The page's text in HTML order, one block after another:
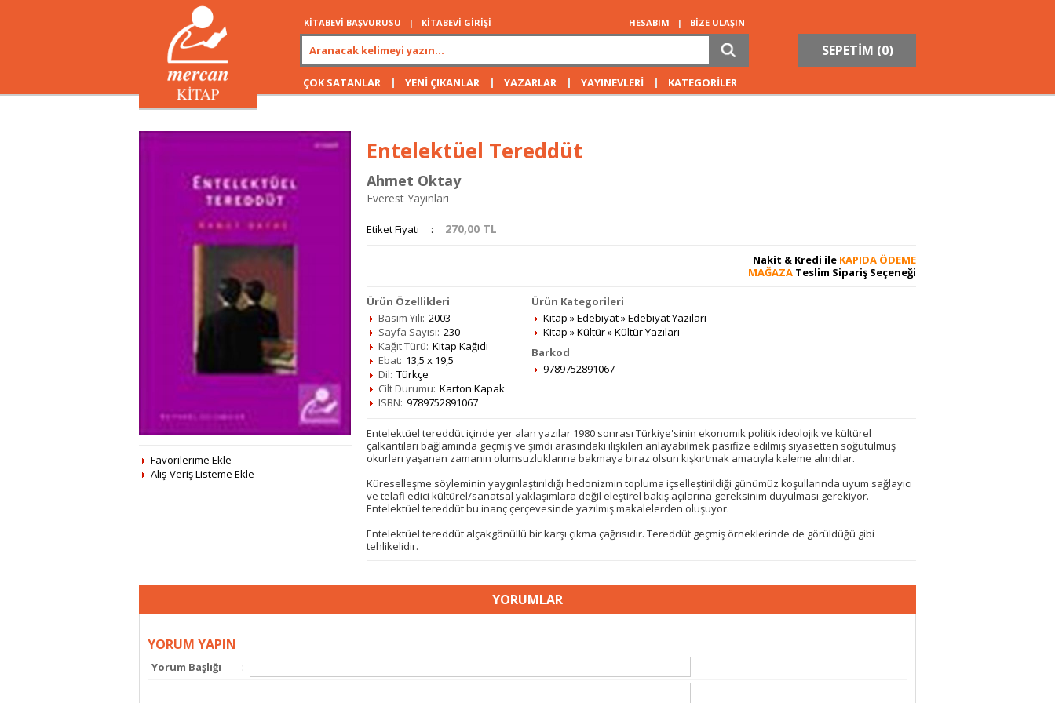
KİTABEVİ BAŞVURUSU | KİTABEVİ GİRİŞİ HESABIM | BİZE ULAŞIN
SEPETİM (0)
ÇOK SATANLAR | YENİ ÇIKANLAR | YAZARLAR | YAYINEVLERİ | KATEGORİLER
Favorilerime Ekle
Alış-Veriş Listeme Ekle
Entelektüel Tereddüt
Ahmet Oktay
Everest Yayınları
Etiket Fiyatı : 270,00 TL
Nakit & Kredi ile KAPIDA ÖDEME
MAĞAZA Teslim Sipariş Seçeneği
Ürün Özellikleri
Basım Yılı: 2003
Sayfa Sayısı: 230
Kağıt Türü: Kitap Kağıdı
Ebat: 13,5 x 19,5
Dil: Türkçe
Cilt Durumu: Karton Kapak
ISBN: 9789752891067
Ürün Kategorileri
Kitap »Edebiyat»Edebiyat Yazıları
Kitap »Kültür»Kültür Yazıları
Barkod
9789752891067
Entelektüel tereddüt içinde yer alan yazılar 1980 sonrası Türkiye'sinin ekonomik politik ideolojik ve kültürel
çalkantıları bağlamında geçmiş ve şimdi arasındaki ilişkileri anlayabilmek pasifize edilmiş siyasetten soğutulmuş
okurları yaşanan zamanın olumsuzluklarına bakmaya biraz olsun kışkırtmak amacıyla kaleme alındılar.
Küreselleşme söyleminin yaygınlaştırıldığı hedonizmin topluma içselleştirildiği günümüz koşullarında uyum sağlayıcı
ve telafi edici kültürel/sanatsal yaklaşımlara değil eleştirel bakış açılarına gereksinim duyulması gerekiyor.
Entelektüel tereddüt bu inanç çerçevesinde yazılmış makalelerden oluşuyor.
Entelektüel tereddüt alçakgönüllü bir karşı çıkma çağrısıdır. Tereddüt geçmiş örneklerinde de görüldüğü gibi
tehlikelidir.
YORUMLAR
YORUM YAPIN
Yorum Başlığı :